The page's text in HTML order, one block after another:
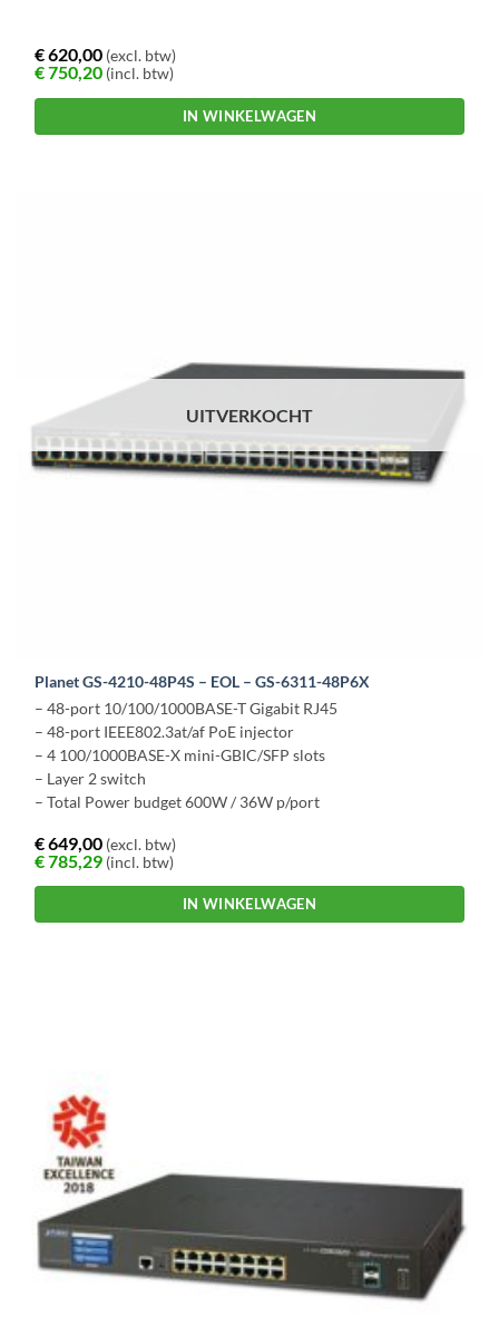
€620,00 (excl. btw)
€750,20 (incl. btw)
IN WINKELWAGEN
UITVERKOCHT
Planet GS-4210-48P4S – EOL – GS-6311-48P6X
– 48-port 10/100/1000BASE-T Gigabit RJ45
– 48-port IEEE802.3at/af PoE injector
– 4 100/1000BASE-X mini-GBIC/SFP slots
– Layer 2 switch
– Total Power budget 600W / 36W p/port
€649,00 (excl. btw)
€785,29 (incl. btw)
IN WINKELWAGEN